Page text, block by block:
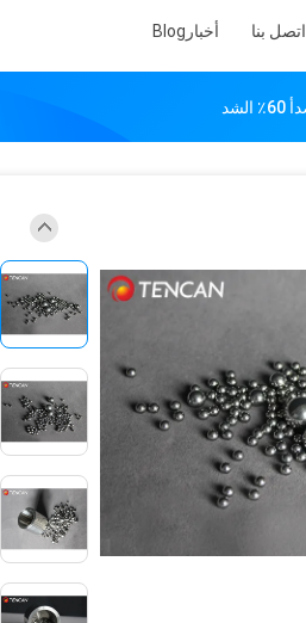
اتصل بنا أخبار Blog